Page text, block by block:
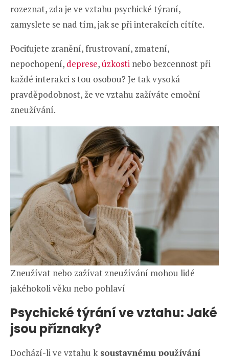
rozeznat, zda je ve vztahu psychické týraní,
zamyslete se nad tím, jak se při interakcích cítíte.
Pociťujete zranění, frustrovaní, zmatení,
nepochopení, deprese,úzkosti nebo bezcennost při
každé interakci s tou osobou? Je tak vysoká
pravděpodobnost, že ve vztahu zažíváte emoční
zneužívání.
Zneužívat nebo zažívat zneužívání mohou lidé
jakéhokoli věku nebo pohlaví
Psychické týrání ve vztahu: Jaké
jsou příznaky?
Dochází-li ve vztahu ksoustavnému používání